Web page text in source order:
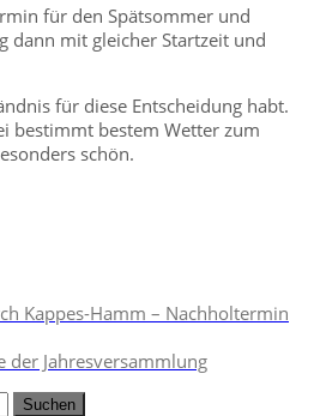
für den Spätsommer und
dann mit gleicher Startzeit und
für diese Entscheidung habt.
bestimmt bestem Wetter zum
schön.
Kappes-Hamm – Nachholtermin
der Jahresversammlung